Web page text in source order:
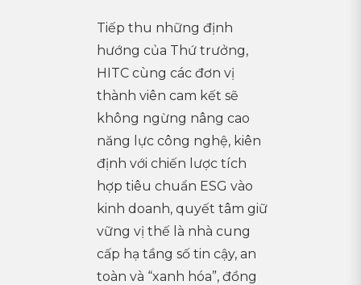
Tiếp thu những định
hướng của Thứ trưởng,
HITC cùng các đơn vị
thành viên cam kết sẽ
không ngừng nâng cao
năng lực công nghệ, kiên
định với chiến lược tích
hợp tiêu chuẩn ESG vào
kinh doanh, quyết tâm giữ
vững vị thế là nhà cung
cấp hạ tầng số tin cậy, an
toàn và “xanh hóa”, đồng